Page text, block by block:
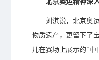
北京奥运精神深
刘淇说，北京奥
物质遗产，更留下了
儿在赛场上展示的“